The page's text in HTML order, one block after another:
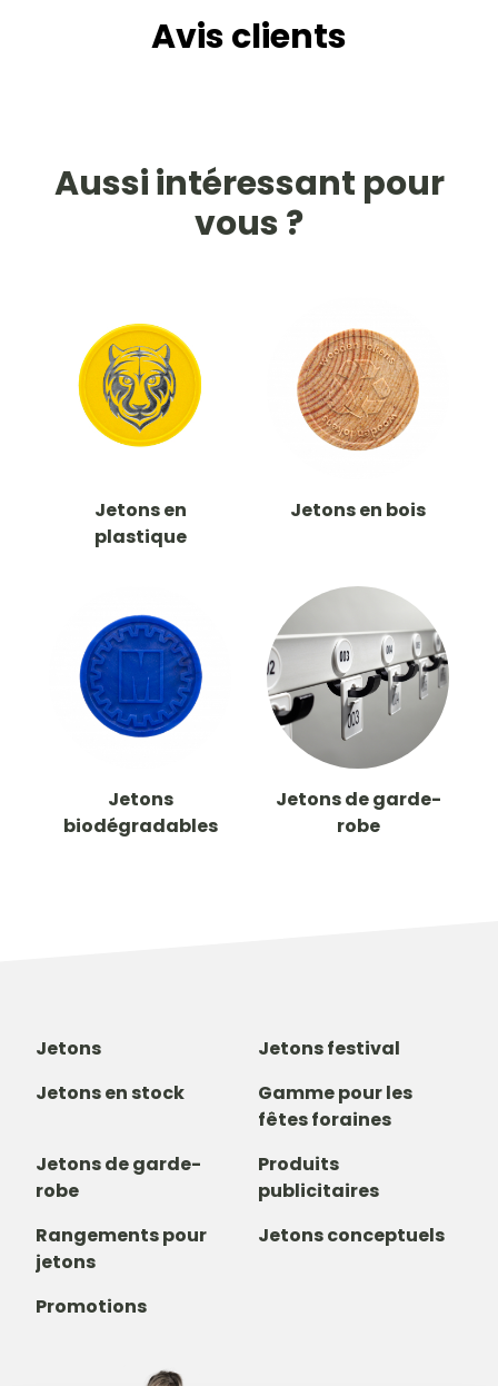
Avis clients
Aussi intéressant pour
vous ?
Jetons en
plastique
Jetons en bois
Jetons
biodégradables
Jetons de garde-
robe
Jetons
Jetons festival
Jetons en stock
Gamme pour les
fêtes foraines
Jetons de garde-
robe
Produits
publicitaires
Rangements pour
jetons
Jetons conceptuels
Promotions